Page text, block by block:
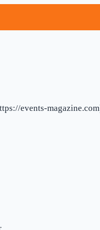
events-